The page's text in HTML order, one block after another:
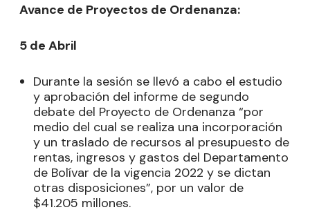
Avance de Proyectos de Ordenanza:
5 de Abril
Durante la sesión se llevó a cabo el estudio
y aprobación del informe de segundo
debate del Proyecto de Ordenanza “por
medio del cual se realiza una incorporación
y un traslado de recursos al presupuesto de
rentas, ingresos y gastos del Departamento
de Bolívar de la vigencia 2022 y se dictan
otras disposiciones”, por un valor de
$41.205 millones.